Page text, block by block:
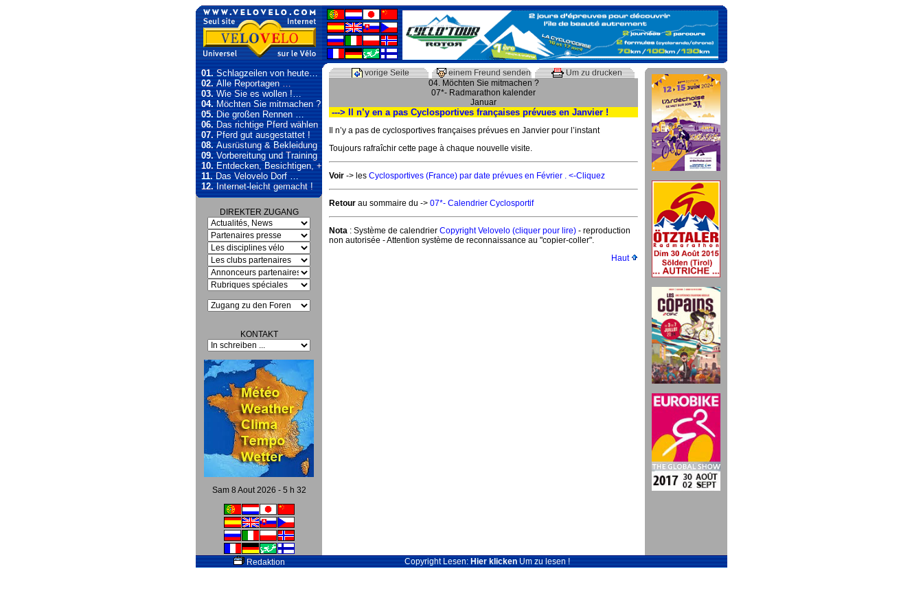
01.Schlagzeilen von heute…
02.Alle Reportagen …
03.Wie Sie es wollen !…
04.Möchten Sie mitmachen ?
05.Die großen Rennen …
06.Das richtige Pferd wählen
07.Pferd gut ausgestattet !
08.Ausrüstung & Bekleidung
09.Vorbereitung und Training
10.Entdecken, Besichtigen, +
11.Das Velovelo Dorf …
12.Internet-leicht gemacht !
DIREKTER ZUGANG
KONTAKT
Sam 8 Aout 2026 - 5 h 32
vorige Seite einem Freund senden
Um zu drucken
04. Möchten Sie mitmachen ?
07*- Radmarathon kalender
Januar
---> Il n’y en a pas Cyclosportives françaises prévues en Janvier !
Il n’y a pas de cyclosportives françaises prévues en Janvier pour l’instant
Toujours rafraîchir cette page à chaque nouvelle visite.
Voir -> les Cyclosportives (France) par date prévues en Février . <-Cliquez
Retour au sommaire du -> 07*- Calendrier Cyclosportif
Nota : Système de calendrier Copyright Velovelo (cliquer pour lire) - reproduction
non autorisée - Attention système de reconnaissance au "copier-coller".
Haut
Redaktion Copyright Lesen:Hier klickenUm zu lesen !